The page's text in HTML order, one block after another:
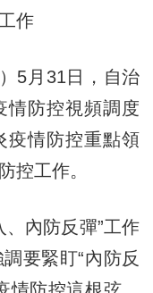
作
月31日，自治
情防控視頻調度
疫情防控重點領
控工作。
內防反彈”工作
要緊盯“內防反
情防控這根弦，